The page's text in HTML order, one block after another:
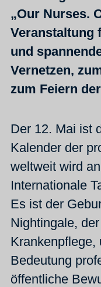
„Our Nurses.
Veranstaltung
und
Vernetzen,
zum Feiern
Der 12. Mai ist
Kalender der
weltweit wird
Internationale
Es ist der
Nightingale,
Krankenpflege,
Bedeutung
öffentliche